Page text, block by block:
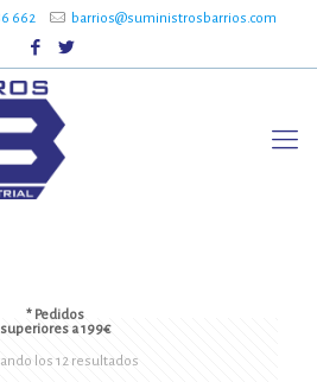
662 barrios@suministrosbarrios.com
* Pedidos
superiores a 199€
los 12 resultados